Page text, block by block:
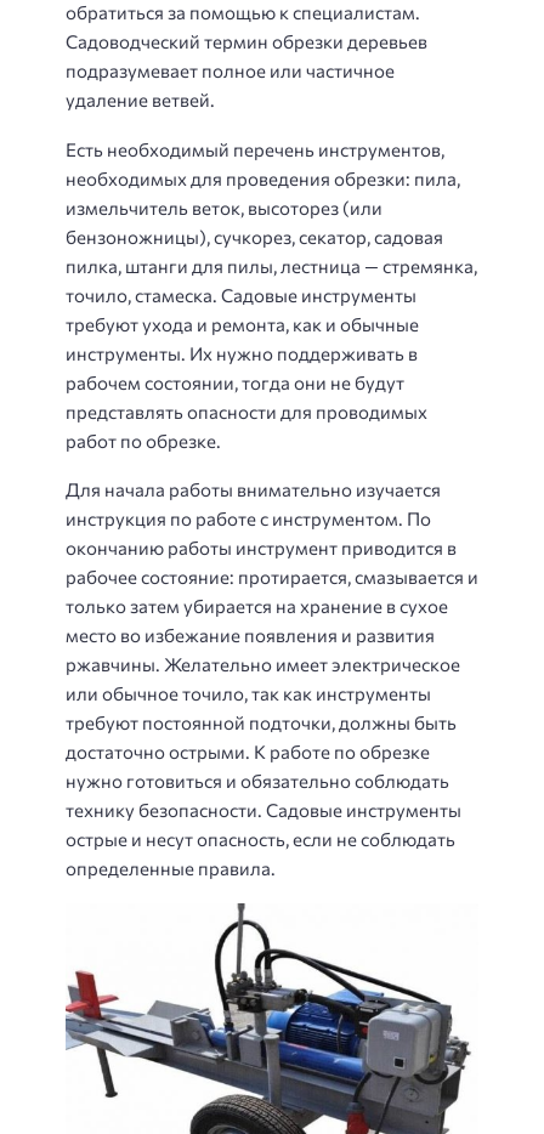
обратиться за помощью к специалистам.
Садоводческий термин обрезки деревьев
подразумевает полное или частичное
удаление ветвей.
Есть необходимый перечень инструментов,
необходимых для проведения обрезки: пила,
измельчитель веток, высоторез (или
бензоножницы), сучкорез, секатор, садовая
пилка, штанги для пилы, лестница — стремянка,
точило, стамеска. Садовые инструменты
требуют ухода и ремонта, как и обычные
инструменты. Их нужно поддерживать в
рабочем состоянии, тогда они не будут
представлять опасности для проводимых
работ по обрезке.
Для начала работы внимательно изучается
инструкция по работе с инструментом. По
окончанию работы инструмент приводится в
рабочее состояние: протирается, смазывается и
только затем убирается на хранение в сухое
место во избежание появления и развития
ржавчины. Желательно имеет электрическое
или обычное точило, так как инструменты
требуют постоянной подточки, должны быть
достаточно острыми. К работе по обрезке
нужно готовиться и обязательно соблюдать
технику безопасности. Садовые инструменты
острые и несут опасность, если не соблюдать
определенные правила.